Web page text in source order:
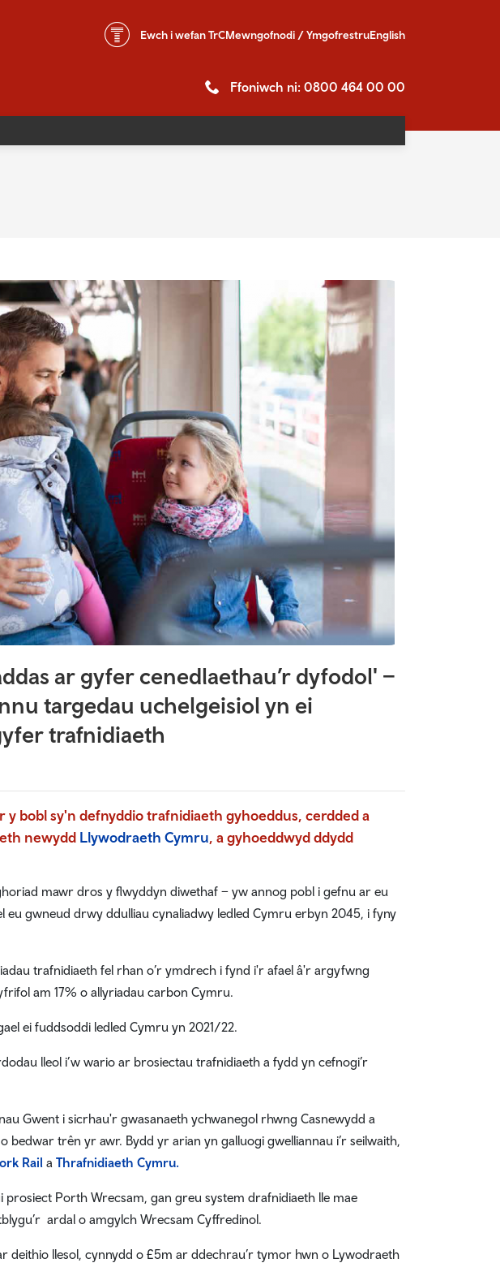
Ewch iwefan TrCMewngofnodi / YmgofrestruEnglish
Ffoniwch ni: 0800 464 00 00
ar gyfer cenedlaethau’r dyfodol' –
targedau uchelgeisiol yn ei
trafnidiaeth
bobl sy'n defnyddio trafnidiaeth gyhoeddus, cerdded a
newydd Llywodraeth Cymru, a gyhoeddwyd ddydd
mawr dros y flwyddyn diwethaf – yw annog pobl i gefnu ar eu
eu gwneud drwy ddulliau cynaliadwy ledled Cymru erbyn 2045, i fyny
trafnidiaeth fel rhan o’r ymdrech i fynd i'r afael â'r argyfwng
am 17% o allyriadau carbon Cymru.
ei fuddsoddi ledled Cymru yn 2021/22.
lleol i’w wario ar brosiectau trafnidiaeth a fydd yn cefnogi’r
Gwent i sicrhau'r gwasanaeth ychwanegol rhwng Casnewydd a
trên yr awr. Bydd yr arian yn galluogi gwelliannau i’r seilwaith,
Rail a Thrafnidiaeth Cymru.
Porth Wrecsam, gan greu system drafnidiaeth lle mae
ardal o amgylch Wrecsam Cyffredinol.
deithio llesol, cynnydd o £5m ar ddechrau’r tymor hwn o Lywodraeth